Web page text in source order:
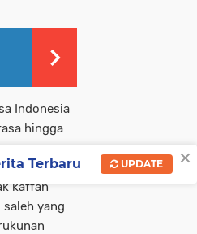
Indonesia
hingga
moderasi
kaffah
yang
×
Terbaru UPDATE